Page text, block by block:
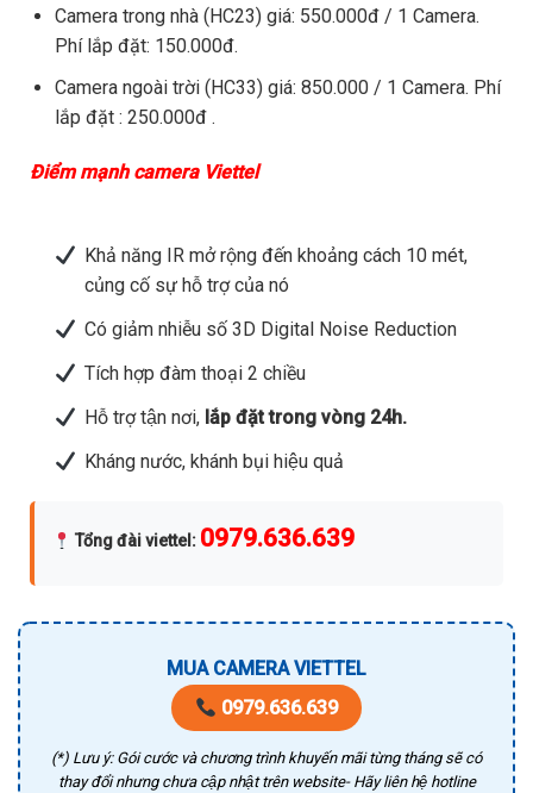
Camera trong nhà (HC23) giá: 550.000đ / 1 Camera.
Phí lắp đặt: 150.000đ.
Camera ngoài trời (HC33) giá: 850.000 / 1 Camera. Phí
lắp đặt : 250.000đ .
Điểm mạnh camera Viettel
Khả năng IR mở rộng đến khoảng cách 10 mét,
củng cố sự hỗ trợ của nó
Có giảm nhiễu số 3D Digital Noise Reduction
Tích hợp đàm thoại 2 chiều
Hỗ trợ tận nơi,lắp đặt trong vòng 24h.
Kháng nước, khánh bụi hiệu quả
Tổng đài viettel : 0979.636.639
MUA CAMERA VIETTEL
0979.636.639
(*) Lưu ý: Gói cước và chương trình khuyến mãi từng tháng sẽ có
thay đổi nhưng chưa cập nhật trên website- Hãy liên hệ hotline